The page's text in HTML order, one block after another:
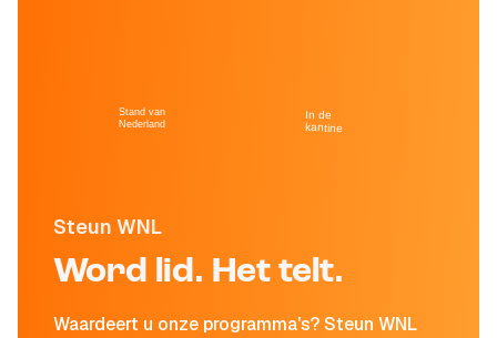
Steun WNL
Word lid. Het telt.
Waardeert u onze programma's? Steun WNL
Stand van
Nederland
In de
kantine